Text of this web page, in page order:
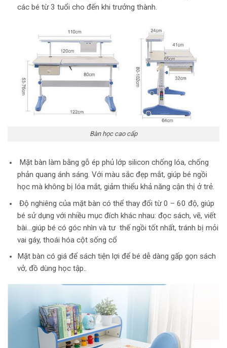
các bé từ 3 tuổi cho đến khi trưởng thành.
Bàn học cao cấp
Mặt bàn làm bằng gỗ ép phủ lớp silicon chống lóa, chống
phản quang ánh sáng. Với màu sắc đẹp mắt, giúp bé ngồi
học mà không bị lóa mắt, giảm thiểu khả năng cận thị ở trẻ.
Độ nghiêng của mặt bàn có thể thay đổi từ 0 – 60 độ, giúp
bé sử dụng với nhiều mục đích khác nhau: đọc sách, vẽ, viết
bài…giúp bé có góc nhìn và tư thế ngồi tốt nhất, tránh bị mỏi
vai gáy, thoái hóa cột sống cổ
Mặt bàn có giá để sách tiện lợi để bé dễ dàng gấp gọn sách
vở, đồ dùng học tập..